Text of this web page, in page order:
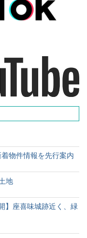
物件情報を先行案内
地
】座喜味城跡近く、緑